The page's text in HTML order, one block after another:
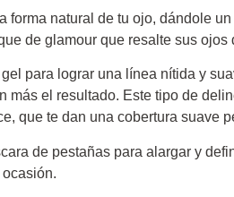
natural de tu ojo, dándole
de glamour que resalte sus ojos
para lograr una línea nítida y
el resultado. Este tipo de
que te dan una cobertura suave
de pestañas para alargar y